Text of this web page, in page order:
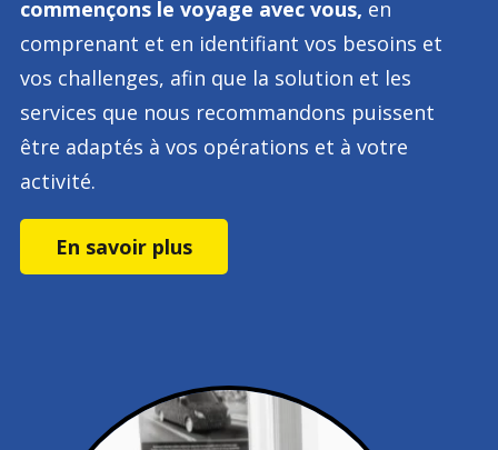
commençons le voyage avec vous, en
comprenant et en identifiant vos besoins et
vos challenges, afin que la solution et les
services que nous recommandons puissent
être adaptés à vos opérations et à votre
activité.
En savoir plus